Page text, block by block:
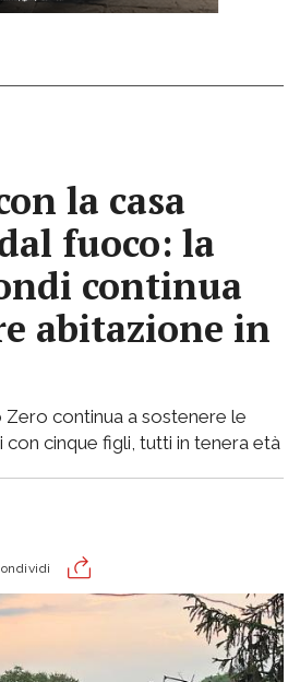
la casa
fuoco: la
continua
abitazione in
continua a sostenere le
con cinque figli, tutti in tenera età